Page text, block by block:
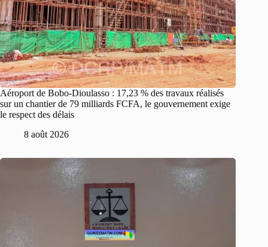
Aéroport de Bobo-Dioulasso : 17,23 % des travaux réalisés
sur un chantier de 79 milliards FCFA, le gouvernement exige
le respect des délais
8 août 2026